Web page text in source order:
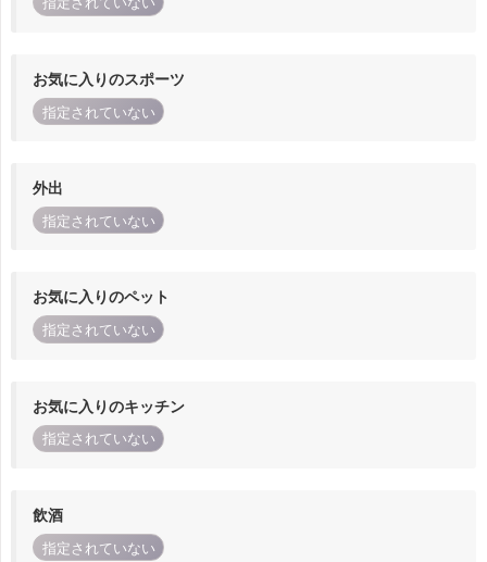
お気に入りのスポーツ
指定されていない
外出
指定されていない
お気に入りのペット
指定されていない
お気に入りのキッチン
指定されていない
飲酒
指定されていない